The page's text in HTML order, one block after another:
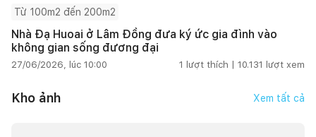
Từ 100m2 đến 200m2
Nhà Đạ Huoai ở Lâm Đồng đưa ký ức gia đình vào
không gian sống đương đại
27/06/2026, lúc 10:00 1 lượt thích | 10.131 lượt xem
Kho ảnh Xem tất cả